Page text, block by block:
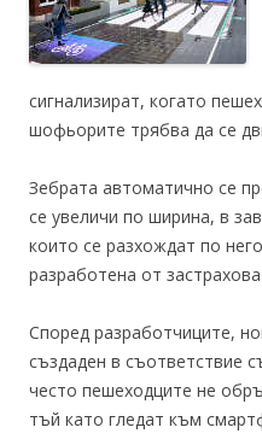
сигнализират, когато
шофьорите трябва да се
Зебрата автоматично се
се увеличи по ширина, в
които се разхождат по
разработена от
Според разработчиците,
създаден в съответствие
често пешеходците не
тъй като гледат към